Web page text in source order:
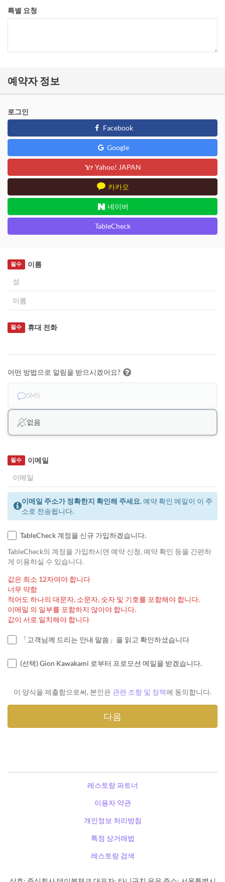
특별 요청
예약자 정보
로그인
Facebook
Google
Yahoo! JAPAN
카카오
네이버
TableCheck
이름
필수
휴대 전화
필수
어떤 방법으로 알림을 받으시겠어요?
SMS
없음
이메일
필수
이메일 주소가 정확한지 확인해 주세요.예약 확인 메일이 이 주
소로 전송됩니다.
TableCheck 계정을 신규 가입하겠습니다.
TableCheck의 계정을 가입하시면 예약 신청, 예약 확인 등을 간편하
게 이용하실 수 있습니다.
값은 최소 12자여야 합니다
너무 약함
적어도 하나의 대문자, 소문자, 숫자 및 기호를 포함해야 합니다.
이메일 의 일부를 포함하지 않아야 합니다.
값이 서로 일치해야 합니다
「고객님께 드리는 안내 말씀」을 읽고 확인하셨습니다
(선택) Gion Kawakami 로부터 프로모션 메일을 받겠습니다.
이 양식을 제출함으로써, 본인은 관련 조항 및 정책에 동의합니다.
레스토랑 파트너
이용자 약관
개인정보 처리방침
특정 상거래법
레스토랑 검색